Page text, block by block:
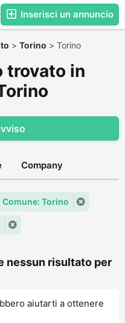
Inserisci un annuncio
> Torino > Torino
trovato in
Company
Comune: Torino
nessun risultato per
aiutarti a ottenere